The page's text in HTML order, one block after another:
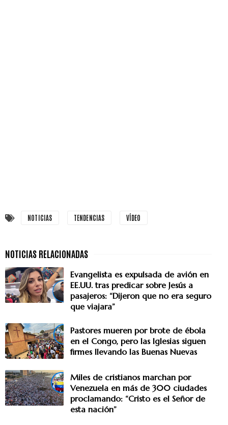
NOTICIAS TENDENCIAS VÍDEO
Evangelista es expulsada de avión en
EE.UU. tras predicar sobre Jesús a
pasajeros: “Dijeron que no era seguro
que viajara”
Pastores mueren por brote de ébola
en el Congo, pero las Iglesias siguen
firmes llevando las Buenas Nuevas
Miles de cristianos marchan por
Venezuela en más de 300 ciudades
proclamando: “Cristo es el Señor de
esta nación”